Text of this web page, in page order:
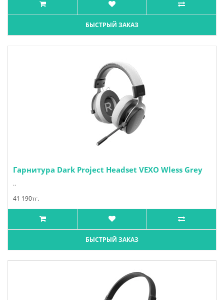
БЫСТРЫЙ ЗАКАЗ
Гарнитура Dark Project Headset VEXO Wless Grey
..
41 190тг.
БЫСТРЫЙ ЗАКАЗ